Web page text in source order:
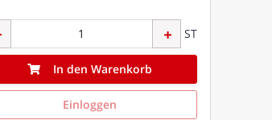
ST
In den Warenkorb
Einloggen